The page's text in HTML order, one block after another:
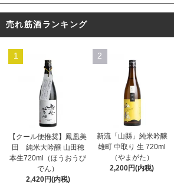
売れ筋酒ランキング
1
【クール便推奨】鳳凰美
田 純米大吟醸 山田穂
本生720ml（ほうおうび
でん）
2,420円(内税)
2
新流「山縣」純米吟醸
雄町 中取り 生 720ml
（やまがた）
2,200円(内税)